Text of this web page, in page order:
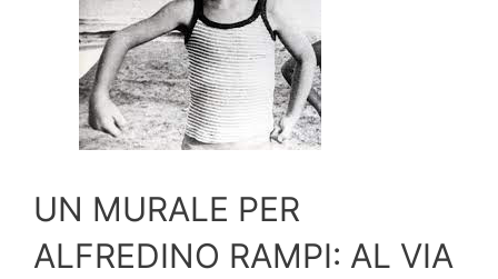
UN MURALE PER
ALFREDINO RAMPI: AL VIA